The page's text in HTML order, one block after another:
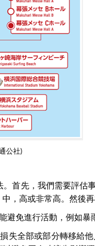
公社)
首先，我們需要評估
，高或非常高。然後
免進行活動，例如暴
失全部或部分轉移給